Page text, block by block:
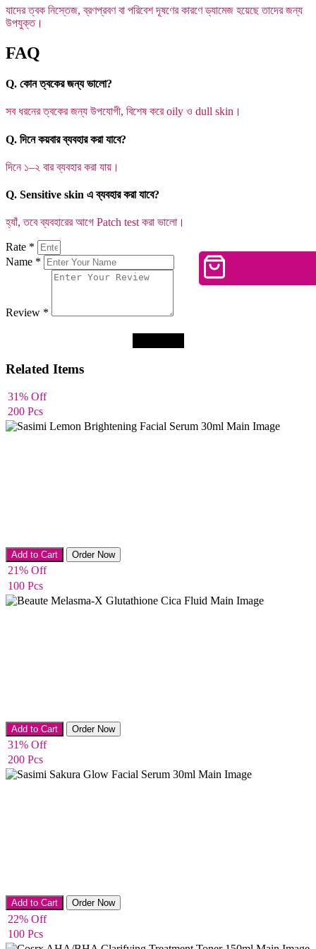
যাদের ত্বক নিস্তেজ, ব্রণপ্রবণ বা পরিবেশ দূষণের কারণে ড্যামেজ হয়েছে তাদের জন্য
উপযুক্ত।
FAQ
Q. কোন ত্বকের জন্য ভালো?
সব ধরনের ত্বকের জন্য উপযোগী, বিশেষ করে oily ও dull skin।
Q. দিনে কয়বার ব্যবহার করা যাবে?
দিনে ১–২ বার ব্যবহার করা যায়।
Q. Sensitive skin এ ব্যবহার করা যাবে?
হ্যাঁ, তবে ব্যবহারের আগে Patch test করা ভালো।
Rate *
Name *
Review *
Related Items
31% Off
200 Pcs
Serums & Essences
Add to Cart Order Now
21% Off
100 Pcs
Serums & Essences
Add to Cart Order Now
31% Off
200 Pcs
Serums & Essences
Add to Cart Order Now
22% Off
100 Pcs